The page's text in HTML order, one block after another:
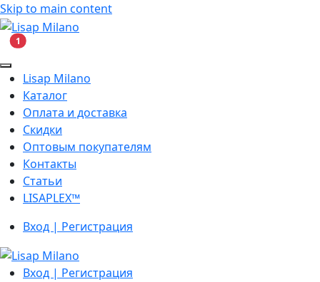
Skip to main content
1 В корзину
Lisap Milano
Каталог
Оплата и доставка
Скидки
Оптовым покупателям
Контакты
Статьи
LISAPLEX™
Вход | Регистрация
Вход | Регистрация